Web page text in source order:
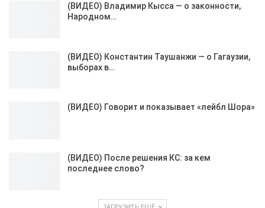
(ВИДЕО) Владимир Кысса — о законности,
Народном…
(ВИДЕО) Константин Таушанжи — о Гагаузии,
выборах в…
(ВИДЕО) Говорит и показывает «лейбл Шора»
(ВИДЕО) После решения КС: за кем
последнее слово?